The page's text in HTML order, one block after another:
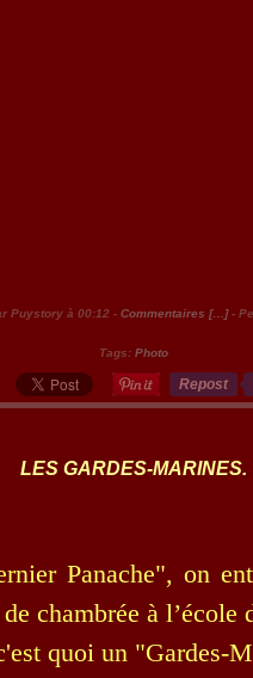
Puystory à 00:12 - Commentaires [… ]-
Tags: Photo
Repost
LES GARDES-MARINES.
Panache", on
chambrée à l’école
quoi un "Gardes-